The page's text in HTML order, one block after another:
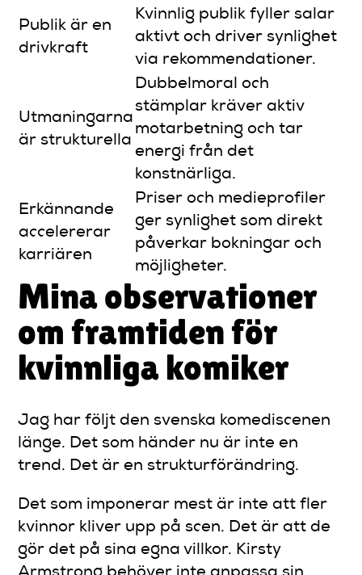
Publik är en
drivkraft
Kvinnlig publik fyller salar
aktivt och driver synlighet
via rekommendationer.
Utmaningarna
är strukturella
Dubbelmoral och
stämplar kräver aktiv
motarbetning och tar
energi från det
konstnärliga.
Erkännande
accelererar
karriären
Priser och medieprofiler
ger synlighet som direkt
påverkar bokningar och
möjligheter.
Mina observationer
om framtiden för
kvinnliga komiker
Jag har följt den svenska komediscenen
länge. Det som händer nu är inte en
trend. Det är en strukturförändring.
Det som imponerar mest är inte att fler
kvinnor kliver upp på scen. Det är att de
gör det på sina egna villkor. Kirsty